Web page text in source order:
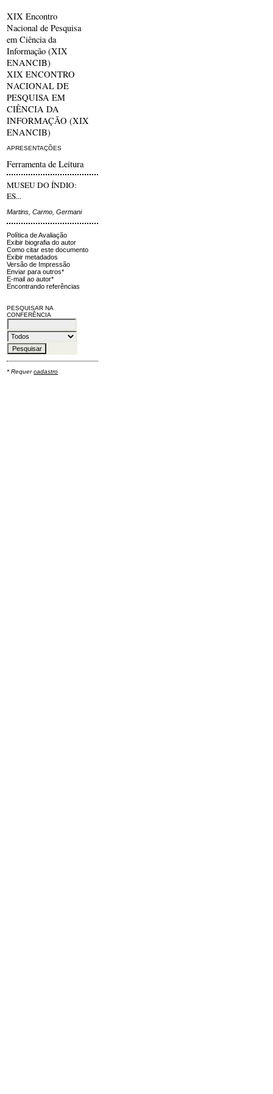
XIX Encontro
Nacional de Pesquisa
em Ciência da
Informação (XIX
ENANCIB)
XIX ENCONTRO
NACIONAL DE
PESQUISA EM
CIÊNCIA DA
INFORMAÇÃO (XIX
ENANCIB)
APRESENTAÇÕES
Ferramenta de Leitura
MUSEU DO ÍNDIO:
ES...
Martins, Carmo, Germani
Política de Avaliação
Exibir biografia do autor
Como citar este documento
Exibir metadados
Versão de Impressão
Enviar para outros*
E-mail ao autor*
Encontrando referências
PESQUISAR NA
CONFERÊNCIA
* Requercadastro